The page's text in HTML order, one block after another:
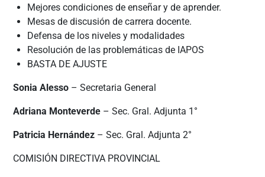
Mejores condiciones de enseñar y de aprender.
Mesas de discusión de carrera docente.
Defensa de los niveles y modalidades
Resolución de las problemáticas de IAPOS
BASTA DE AJUSTE
Sonia Alesso – Secretaria General
Adriana Monteverde – Sec. Gral. Adjunta 1°
Patricia Hernández – Sec. Gral. Adjunta 2°
COMISIÓN DIRECTIVA PROVINCIAL